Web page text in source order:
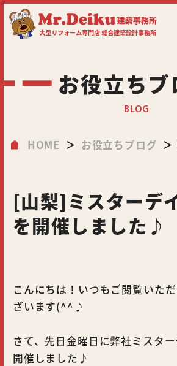
お役立ちブ
BLOG
HOME お役立ちブログ
[山梨]ミスターデ
を開催しました♪
こんにちは！いつもご閲覧いた
ざいます(^^♪
さて、先日金曜日に弊社ミスタ
開催しました♪